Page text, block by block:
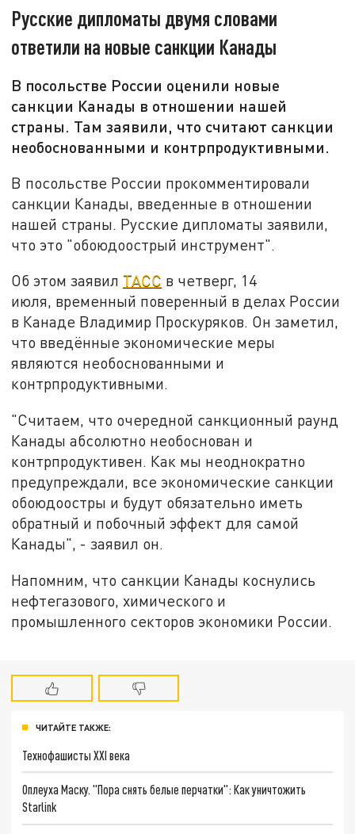
Русские дипломаты двумя словами
ответили на новые санкции Канады
В посольстве России оценили новые
санкции Канады в отношении нашей
страны. Там заявили, что считают санкции
необоснованными и контрпродуктивными.
В посольстве России прокомментировали
санкции Канады, введенные в отношении
нашей страны. Русские дипломаты заявили,
что это "обоюдоострый инструмент".
Об этом заявил ТАСС в четверг, 14
июля, временный поверенный в делах России
в Канаде Владимир Проскуряков. Он заметил,
что введённые экономические меры
являются необоснованными и
контрпродуктивными.
"Считаем, что очередной санкционный раунд
Канады абсолютно необоснован и
контрпродуктивен. Как мы неоднократно
предупреждали, все экономические санкции
обоюдоостры и будут обязательно иметь
обратный и побочный эффект для самой
Канады", - заявил он.
Напомним, что санкции Канады коснулись
нефтегазового, химического и
промышленного секторов экономики России.
ЧИТАЙТЕ ТАКЖЕ:
Технофашисты XXI века
Оплеуха Маску. "Пора снять белые перчатки": Как уничтожить
Starlink